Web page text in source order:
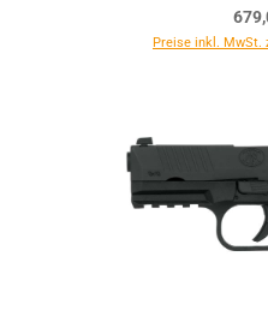
Preise inkl. MwSt.